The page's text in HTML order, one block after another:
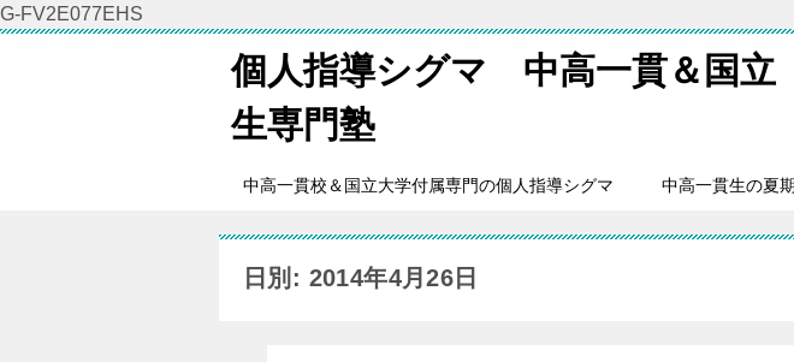
G-FV2E077EHS
個人指導シグマ 中高一貫＆国立
生専門塾
中高一貫校＆国立大学付属専門の個人指導シグマ 中高一貫生の夏
日別: 2014年4月26日